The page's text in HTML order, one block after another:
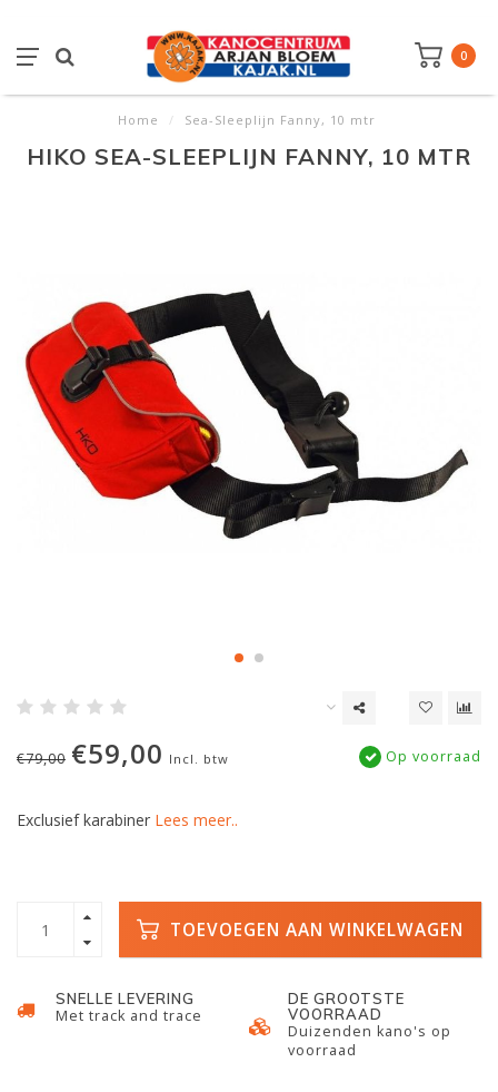
0
Home / Sea-Sleeplijn Fanny, 10 mtr
HIKO SEA-SLEEPLIJN FANNY, 10 MTR
€79,00 €59,00 Incl. btw Op voorraad
Exclusief karabiner Lees meer..
TOEVOEGEN AAN WINKELWAGEN
SNELLE LEVERING
Met track and trace
DE GROOTSTE
VOORRAAD
Duizenden kano's op
voorraad